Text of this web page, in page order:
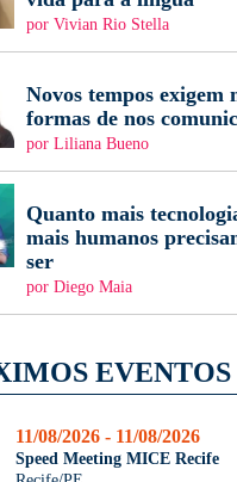
por Vivian Rio Stella
Novos tempos exigem
formas de nos
por Liliana Bueno
Quanto mais
mais humanos
ser
por Diego Maia
EVENTOS
11/08/2026 - 11/08/2026
Speed Meeting MICE Recife